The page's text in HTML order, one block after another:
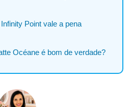
Point vale a pena
Océane é bom de verdade?